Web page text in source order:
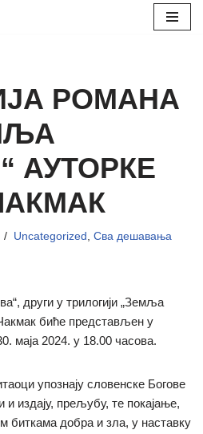
РОМАНА
АУТОРКЕ
Uncategorized , Сва дешавања
други у трилогији „Земља
биће представљен у
маја 2024. у 18.00 часова.
упознају словенске Богове
и издају, прељубу, те покајање,
биткама добра и зла, у наставку